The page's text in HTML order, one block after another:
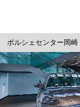
ポルシェセンター岡崎